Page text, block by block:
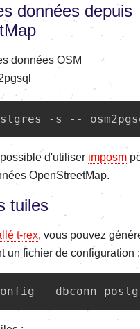
données depuis
données OSM
-s --
possible d'utiliserimposm
OpenStreetMap.
tuiles
t-rex, vous pouvez
un fichier de configuration :
--dbconn